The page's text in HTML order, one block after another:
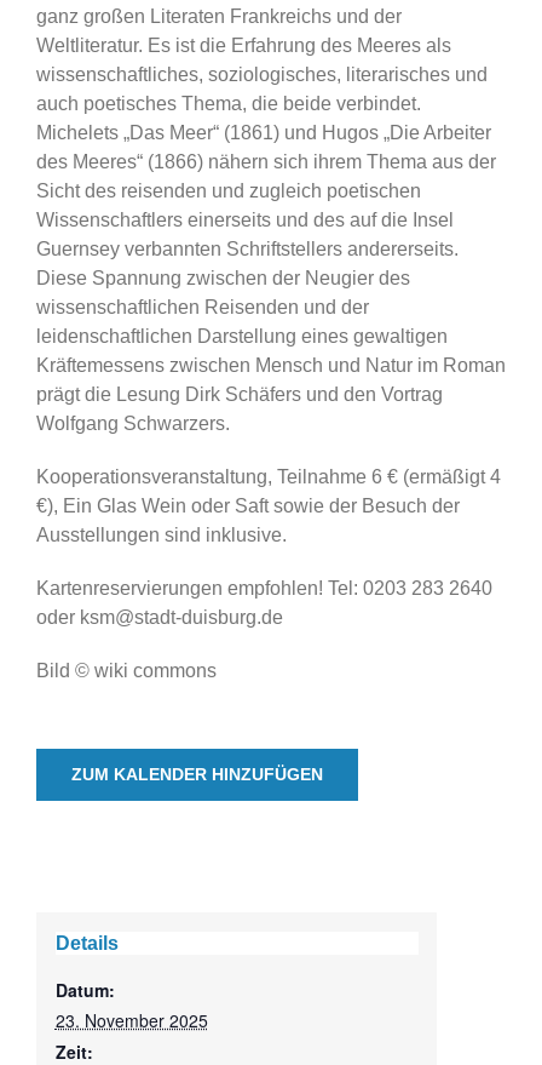
ganz großen Literaten Frankreichs und der
Weltliteratur. Es ist die Erfahrung des Meeres als
wissenschaftliches, soziologisches, literarisches und
auch poetisches Thema, die beide verbindet.
Michelets „Das Meer“ (1861) und Hugos „Die Arbeiter
des Meeres“ (1866) nähern sich ihrem Thema aus der
Sicht des reisenden und zugleich poetischen
Wissenschaftlers einerseits und des auf die Insel
Guernsey verbannten Schriftstellers andererseits.
Diese Spannung zwischen der Neugier des
wissenschaftlichen Reisenden und der
leidenschaftlichen Darstellung eines gewaltigen
Kräftemessens zwischen Mensch und Natur im Roman
prägt die Lesung Dirk Schäfers und den Vortrag
Wolfgang Schwarzers.
Kooperationsveranstaltung, Teilnahme 6 € (ermäßigt 4
€), Ein Glas Wein oder Saft sowie der Besuch der
Ausstellungen sind inklusive.
Kartenreservierungen empfohlen! Tel: 0203 283 2640
oder ksm@stadt-duisburg.de
Bild © wiki commons
ZUM KALENDER HINZUFÜGEN
Details
Datum:
23. November 2025
Zeit: